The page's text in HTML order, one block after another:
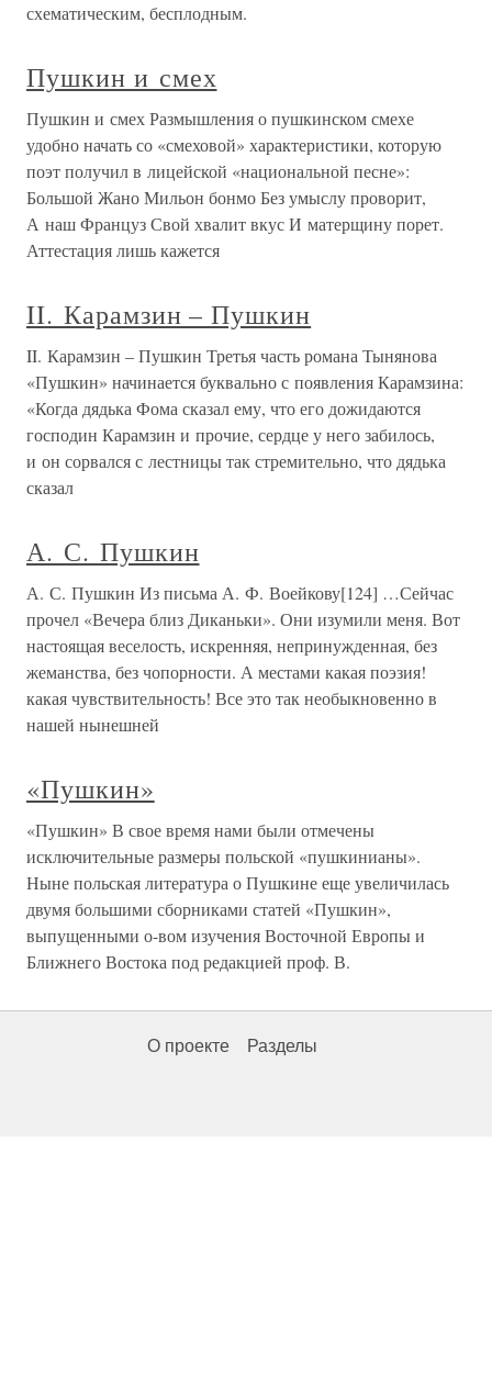
схематическим, бесплодным.
Пушкин и смех
Пушкин и смех Размышления о пушкинском смехе
удобно начать со «смеховой» характеристики, которую
поэт получил в лицейской «национальной песне»:
Большой Жано Мильон бонмо Без умыслу проворит,
А наш Француз Свой хвалит вкус И матерщину порет.
Аттестация лишь кажется
II. Карамзин – Пушкин
II. Карамзин – Пушкин Третья часть романа Тынянова
«Пушкин» начинается буквально с появления Карамзина:
«Когда дядька Фома сказал ему, что его дожидаются
господин Карамзин и прочие, сердце у него забилось,
и он сорвался с лестницы так стремительно, что дядька
сказал
А. С. Пушкин
А. С. Пушкин Из письма А. Ф. Воейкову[124] …Сейчас
прочел «Вечера близ Диканьки». Они изумили меня. Вот
настоящая веселость, искренняя, непринужденная, без
жеманства, без чопорности. А местами какая поэзия!
какая чувствительность! Все это так необыкновенно в
нашей нынешней
«Пушкин»
«Пушкин» В свое время нами были отмечены
исключительные размеры польской «пушкинианы».
Ныне польская литература о Пушкине еще увеличилась
двумя большими сборниками статей «Пушкин»,
выпущенными о-вом изучения Восточной Европы и
Ближнего Востока под редакцией проф. В.
О проекте Разделы